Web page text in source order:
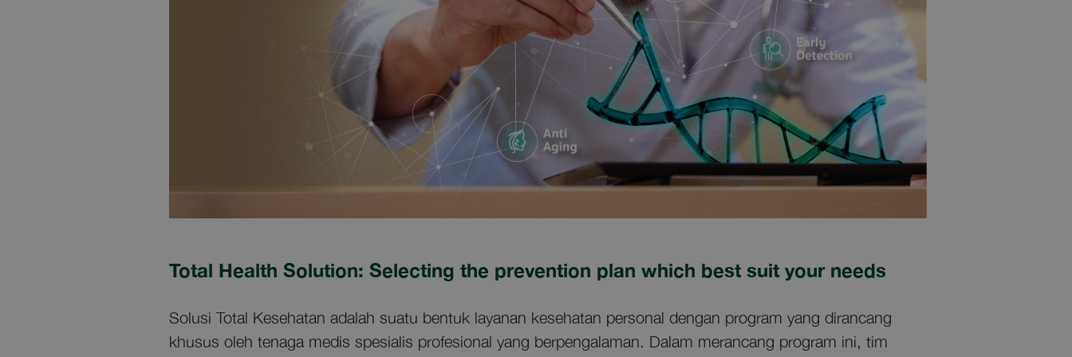
Total Health Solution: Selecting the prevention plan which best suit your needs
Solusi Total Kesehatan adalah suatu bentuk layanan kesehatan personal dengan program yang dirancang
khusus oleh tenaga medis spesialis profesional yang berpengalaman. Dalam merancang program ini, tim